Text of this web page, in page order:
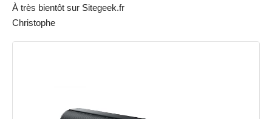
À très bientôt sur Sitegeek.fr
Christophe